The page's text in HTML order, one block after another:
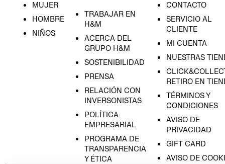
MUJER
HOMBRE
NIÑOS
TRABAJAR EN
H&M
ACERCA DEL
GRUPO H&M
SOSTENIBILIDAD
PRENSA
RELACIÓN CON
INVERSONISTAS
POLÍTICA
EMPRESARIAL
PROGRAMA DE
TRANSPARENCIA
Y ÉTICA
CONTACTO
SERVICIO AL
CLIENTE
MI CUENTA
NUESTRAS
RETIRO EN
TÉRMINOS Y
CONDICIONES
AVISO DE
PRIVACIDAD
GIFT CARD
AVISO DE